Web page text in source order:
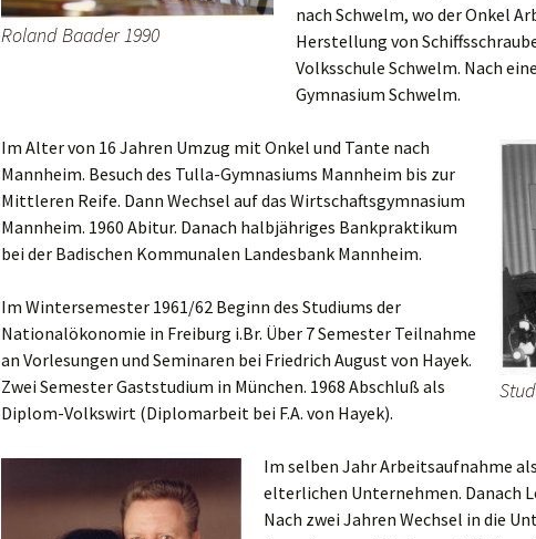
Roland Baader 1990
nach Schwelm, wo der Onkel
Herstellung von
Volksschule Schwelm. Nach
Gymnasium Schwelm.
Im Alter von 16 Jahren Umzug mit Onkel und Tante nach
Mannheim. Besuch des Tulla-Gymnasiums Mannheim bis zur
Mittleren Reife. Dann Wechsel auf das Wirtschaftsgymnasium
Mannheim. 1960 Abitur. Danach halbjähriges Bankpraktikum
bei der Badischen Kommunalen Landesbank Mannheim.
Im Wintersemester 1961/62 Beginn des Studiums der
Nationalökonomie in Freiburg i.Br. Über 7 Semester Teilnahme
an Vorlesungen und Seminaren bei Friedrich August von Hayek.
Zwei Semester Gaststudium in München. 1968 Abschluß als
Diplom-Volkswirt (Diplomarbeit bei F.A. von Hayek).
Im selben Jahr Arbeitsaufnahme
elterlichen Unternehmen. Danach
Nach zwei Jahren Wechsel in die